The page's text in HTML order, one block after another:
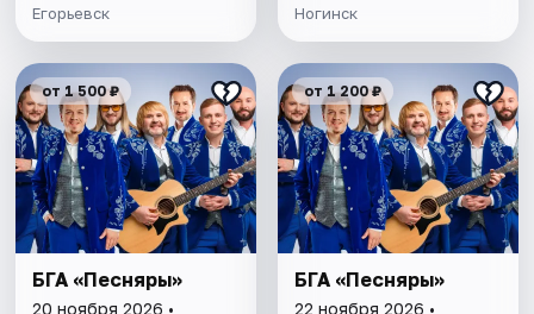
Егорьевск Ногинск
от 1 500 ₽
БГА «Песняры»
20 ноября 2026 •
от 1 200 ₽
БГА «Песняры»
22 ноября 2026 •